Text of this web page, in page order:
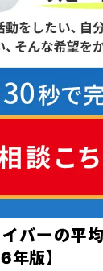
バーの平
版】